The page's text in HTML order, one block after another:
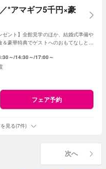
*アマギフ5千円×豪
ント】全館見学のほか、結婚式準備や
豪華特典でゲストへのおもてなしと憧
～ 14:30～ 17:00～
フェア予約
見る(7件)
次へ